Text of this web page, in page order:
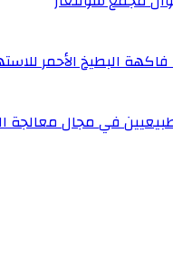
البطيخ الأحمر
في مجال